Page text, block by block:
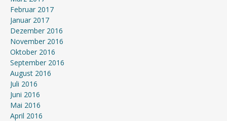
Februar 2017
Januar 2017
Dezember 2016
November 2016
Oktober 2016
September 2016
August 2016
Juli 2016
Juni 2016
Mai 2016
April 2016